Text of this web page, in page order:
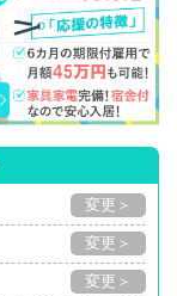
変更＞
変更＞
変更＞